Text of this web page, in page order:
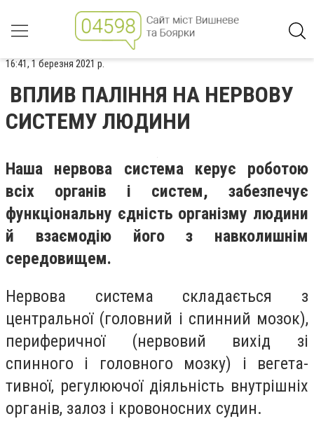
16:41, 1 березня 2021 р.
ВПЛИВ ПАЛІННЯ НА НЕРВОВУ
СИСТЕМУ ЛЮДИНИ
Наша нервова система керує робо­тою
всіх органів і систем, забезпечує
функціональну єдність організму лю­дини
й взаємодію його з навколишнім
середовищем.
Нервова система складається з
центральної (головний і спинний мо­зок),
периферичної (нервовий вихід зі
спинного і головного мозку) і вегета­
тивної, регулюючої діяльність внутрішніх
органів, залоз і кровонос­них судин.